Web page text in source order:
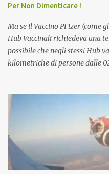
che abbiamo elencato sopra...
Per Non Dimenticare !
Ma se il Vaccino PFizer (come
Hub Vaccinali richiedeva una
possibile che negli stessi Hub
kilometriche di persone dalle
Vaccino come: l' Amaro del
andava bene anche, a
l'articolo per NON Dimenticare!